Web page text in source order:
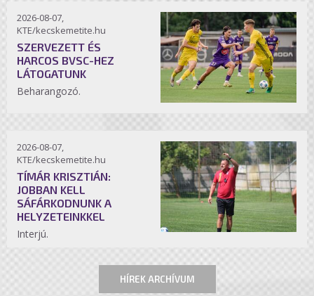
2026-08-07,
KTE/kecskemetite.hu
SZERVEZETT ÉS
HARCOS BVSC-HEZ
LÁTOGATUNK
Beharangozó.
2026-08-07,
KTE/kecskemetite.hu
TÍMÁR KRISZTIÁN:
JOBBAN KELL
SÁFÁRKODNUNK A
HELYZETEINKKEL
Interjú.
HÍREK ARCHÍVUM